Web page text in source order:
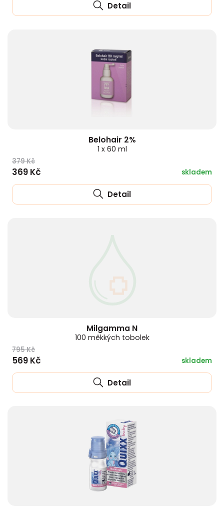
Detail
Belohair 2%
1 x 60 ml
379 Kč
369 Kč skladem
Detail
Milgamma N
100 měkkých tobolek
795 Kč
569 Kč skladem
Detail